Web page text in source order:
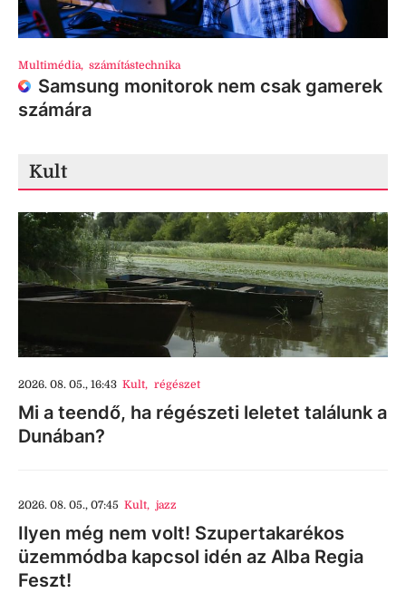
Multimédia, számítástechnika
Samsung monitorok nem csak gamerek
számára
Kult
2026. 08. 05., 16:43 Kult, régészet
Mi a teendő, ha régészeti leletet találunk a
Dunában?
2026. 08. 05., 07:45 Kult, jazz
Ilyen még nem volt! Szupertakarékos
üzemmódba kapcsol idén az Alba Regia
Feszt!